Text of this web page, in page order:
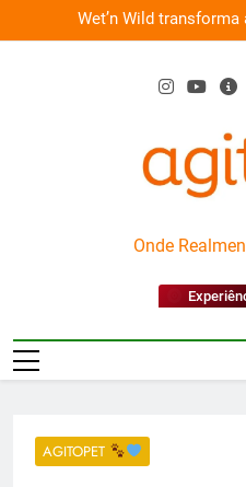
to
Wet’n Wild transforma
Onde
AGITOPET